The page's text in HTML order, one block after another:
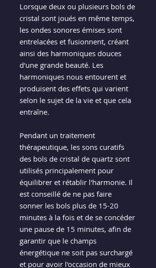
Lorsque deux ou plusieurs bols de
cristal sont joués en même temps,
les ondes sonores émises sont
entrelacées et fusionnent, créant
ainsi des harmoniques douces
d'une grande beauté. Les
harmoniques nous entourent et
produisent des effets qui varient
selon le sujet de la vie et que cela
entraîne.
Pendant un traitement
thérapeutique, les sons curatifs
des bols de cristal de quartz sont
utilisés principalement pour
équilibrer et rétablir l'harmonie. Il
est conseillé de ne pas faire
sonner les bols plus de 15-20
minutes à la fois et de se concéder
une pause de 15 minutes, afin de
garantir que le champs
énergétique ne soit pas surchargé
et pour avoir l'occasion de mieux